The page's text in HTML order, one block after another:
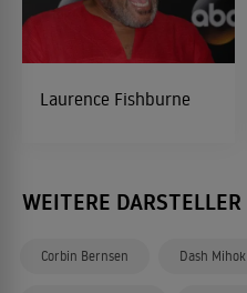
Laurence Fishburne
WEITERE DARSTELLER
Corbin Bernsen Dash Mihok